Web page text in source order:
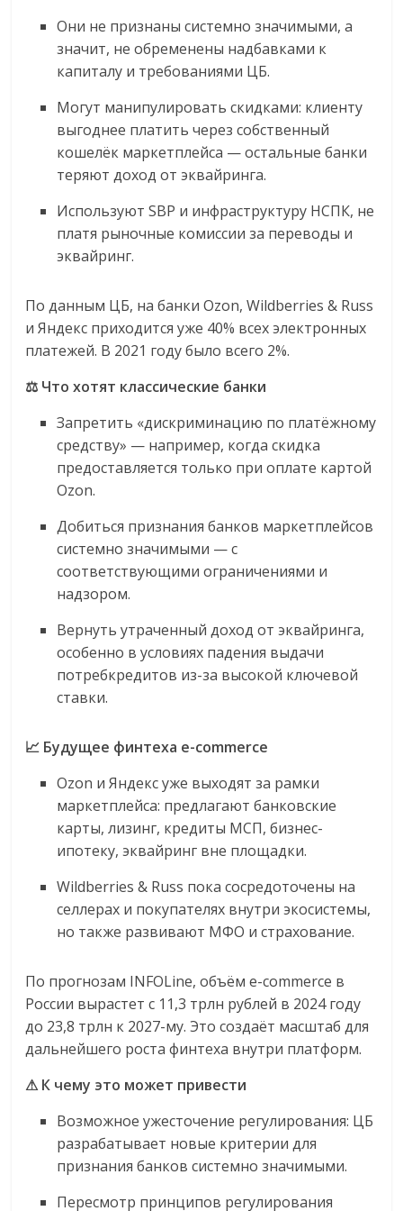
Они не признаны системно значимыми, а
значит, не обременены надбавками к
капиталу и требованиями ЦБ.
Могут манипулировать скидками: клиенту
выгоднее платить через собственный
кошелёк маркетплейса — остальные банки
теряют доход от эквайринга.
Используют SBP и инфраструктуру НСПК, не
платя рыночные комиссии за переводы и
эквайринг.
По данным ЦБ, на банки Ozon, Wildberries & Russ
и Яндекс приходится уже 40% всех электронных
платежей. В 2021 году было всего 2%.
⚖ Что хотят классические банки
Запретить «дискриминацию по платёжному
средству» — например, когда скидка
предоставляется только при оплате картой
Ozon.
Добиться признания банков маркетплейсов
системно значимыми — с
соответствующими ограничениями и
надзором.
Вернуть утраченный доход от эквайринга,
особенно в условиях падения выдачи
потребкредитов из-за высокой ключевой
ставки.
📈 Будущее финтеха e-commerce
Ozon и Яндекс уже выходят за рамки
маркетплейса: предлагают банковские
карты, лизинг, кредиты МСП, бизнес-
ипотеку, эквайринг вне площадки.
Wildberries & Russ пока сосредоточены на
селлерах и покупателях внутри экосистемы,
но также развивают МФО и страхование.
По прогнозам INFOLine, объём e-commerce в
России вырастет с 11,3 трлн рублей в 2024 году
до 23,8 трлн к 2027-му. Это создаёт масштаб для
дальнейшего роста финтеха внутри платформ.
⚠ К чему это может привести
Возможное ужесточение регулирования: ЦБ
разрабатывает новые критерии для
признания банков системно значимыми.
Пересмотр принципов регулирования